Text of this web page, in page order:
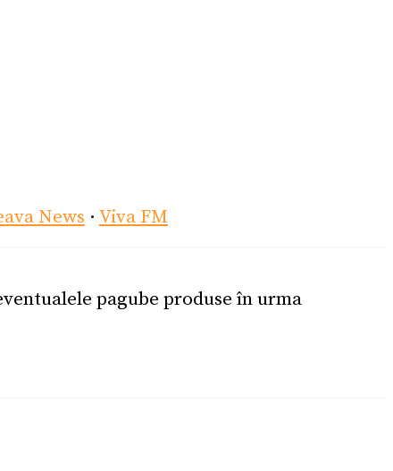
News · Viva FM
pagube produse în urma